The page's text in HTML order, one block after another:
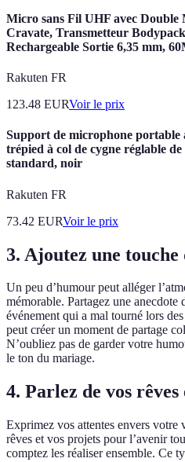
Micro sans Fil UHF avec
Cravate, Transmetteur
Rechargeable Sortie 6,35 mm,
Rakuten FR
123.48 EURVoir le prix
Support de microphone portable
trépied à col de cygne réglable
standard, noir
Rakuten FR
73.42 EURVoir le prix
3. Ajoutez une touche
Un peu d’humour peut alléger
mémorable. Partagez une
événement qui a mal tourné lors
peut créer un moment de partage
N’oubliez pas de garder votre
le ton du mariage.
4. Parlez de vos
Exprimez vos attentes envers votre
rêves et vos projets pour l’avenir
comptez les réaliser ensemble. Ce